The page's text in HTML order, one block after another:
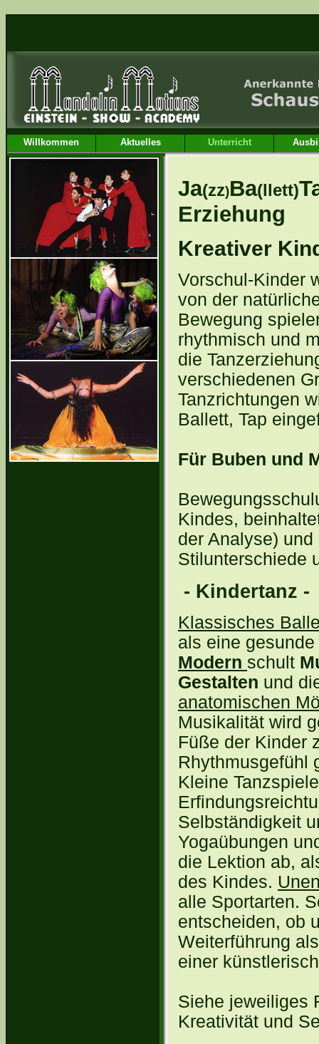
Willkommen Aktuelles Unterricht
Ja(zz)Ba(llett)
Kreativer
Vorschul-Kinder
von der
Bewegung
rhythmisch und
die
verschiedenen
Tanzrichtungen
Ballett, Tap
Für Buben und
Kindes,
der Analyse)
- Kindertanz -
Klassisches
als eine
Modern schult
Gestalten und
anatomischen
Musikalität wird
Füße der Kinder
Rhythmusgefühl
Kleine
Selbständigkeit
Yogaübungen
die Lektion ab,
des Kindes.
alle Sportarten.
entscheiden, ob
Weiterführung
einer
Siehe jeweiliges
Kreativität und